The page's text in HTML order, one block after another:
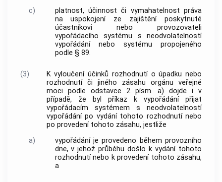
c)
platnost, účinnost či vymahatelnost práva
na uspokojení ze zajištění poskytnuté
účastníkovi nebo provozovateli
vypořádacího systému s neodvolatelností
vypořádání nebo systému propojeného
podle § 89.
(3)
K vyloučení účinků rozhodnutí o úpadku nebo
rozhodnutí či jiného zásahu orgánu veřejné
moci podle odstavce 2 písm. a) dojde i v
případě, že byl příkaz k vypořádání přijat
vypořádacím systémem s neodvolatelností
vypořádání po vydání tohoto rozhodnutí nebo
po provedení tohoto zásahu, jestliže
a)
vypořádání je provedeno během provozního
dne, v jehož průběhu došlo k vydání tohoto
rozhodnutí nebo k provedení tohoto zásahu,
a